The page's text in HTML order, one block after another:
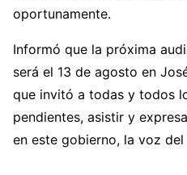
oportunamente.
Informó que la próxima
será el 13 de agosto en
que invitó a todas y todos
pendientes, asistir y
en este gobierno, la voz